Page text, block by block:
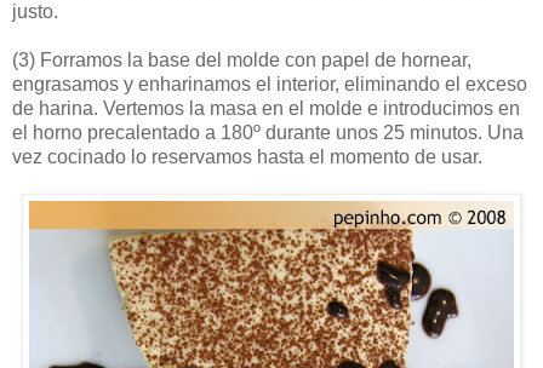
justo.
(3) Forramos la base del molde con papel de hornear,
engrasamos y enharinamos el interior, eliminando el exceso
de harina. Vertemos la masa en el molde e introducimos en
el horno precalentado a 180º durante unos 25 minutos. Una
vez cocinado lo reservamos hasta el momento de usar.